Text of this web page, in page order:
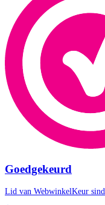
Goedgekeurd
Lid van WebwinkelKeur